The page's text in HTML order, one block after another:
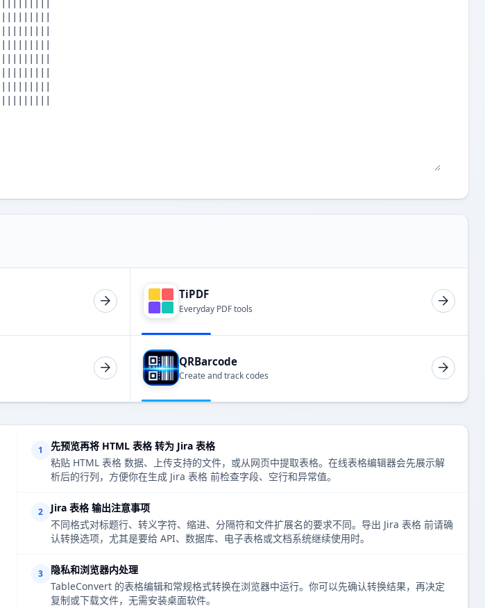
TiPDF
Everyday PDF tools
QRBarcode
Create and track codes
1
先预览再将 HTML 表格 转为 Jira 表格
粘贴 HTML 表格 数据、上传支持的文件，或从网页中提取表格。在线表格编辑器会先展示解
析后的行列，方便你在生成 Jira 表格 前检查字段、空行和异常值。
2
Jira 表格 输出注意事项
不同格式对标题行、转义字符、缩进、分隔符和文件扩展名的要求不同。导出 Jira 表格 前请确
认转换选项，尤其是要给 API、数据库、电子表格或文档系统继续使用时。
3
隐私和浏览器内处理
TableConvert 的表格编辑和常规格式转换在浏览器中运行。你可以先确认转换结果，再决定
复制或下载文件，无需安装桌面软件。